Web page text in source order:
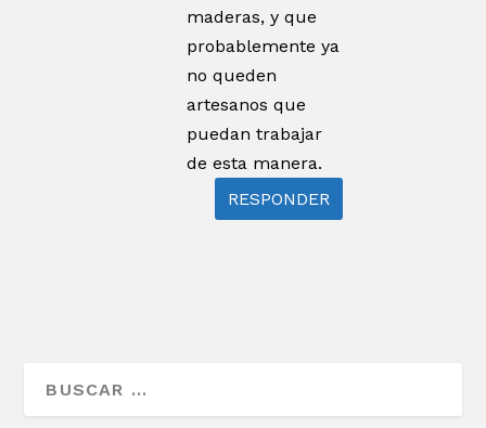
maderas, y que
probablemente ya
no queden
artesanos que
puedan trabajar
de esta manera.
RESPONDER